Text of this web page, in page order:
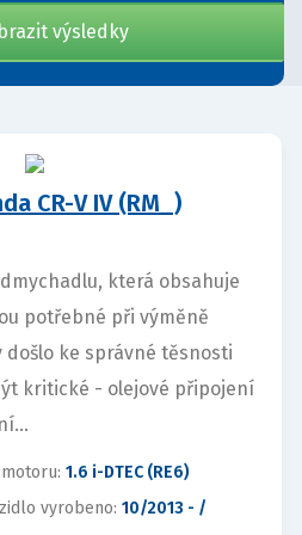
výsledky
CR-V IV (RM_)
která obsahuje
potřebné při výměně
ke správné těsnosti
kritické - olejové připojení
1.6 i-DTEC (RE6)
vyrobeno: 10/2013 - /